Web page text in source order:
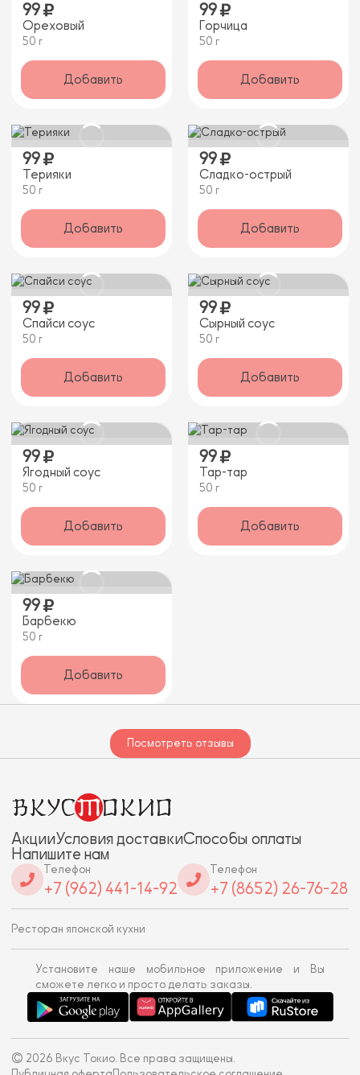
99
Ореховый
50 г
Добавить
99
Горчица
50 г
Добавить
99
Терияки
50 г
Добавить
99
Сладко-острый
50 г
Добавить
99
Спайси соус
50 г
Добавить
99
Сырный соус
50 г
Добавить
99
Ягодный соус
50 г
Добавить
99
Тар-тар
50 г
Добавить
99
Барбекю
50 г
Добавить
Посмотреть отзывы
АкцииУсловия доставкиСпособы оплаты
Напишите нам
Телефон
+7 (962) 441-14-92
Телефон
+7 (8652) 26-76-28
Ресторан японской кухни
Установите наше мобильное приложение и Вы
сможете легко и просто делать заказы.
© 2026 Вкус Токио. Все права защищены.